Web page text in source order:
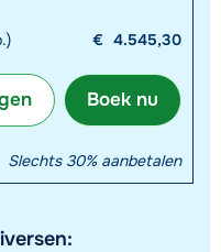
€ 4.545,30
Boek nu
Slechts 30% aanbetalen